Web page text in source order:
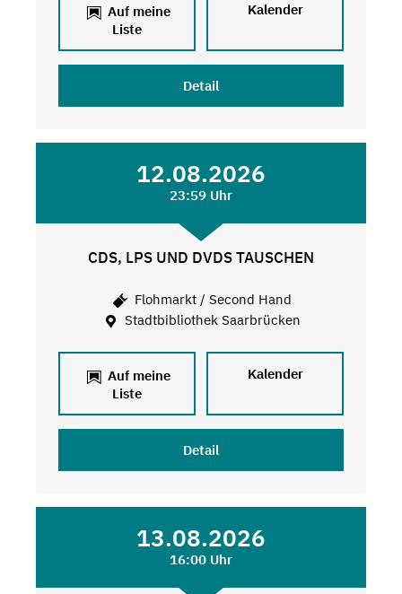
Auf meine
Liste
Kalender
Detail
12.08.2026
23:59 Uhr
CDS, LPS UND DVDS TAUSCHEN
Flohmarkt / Second Hand
Stadtbibliothek Saarbrücken
Auf meine
Liste
Kalender
Detail
13.08.2026
16:00 Uhr